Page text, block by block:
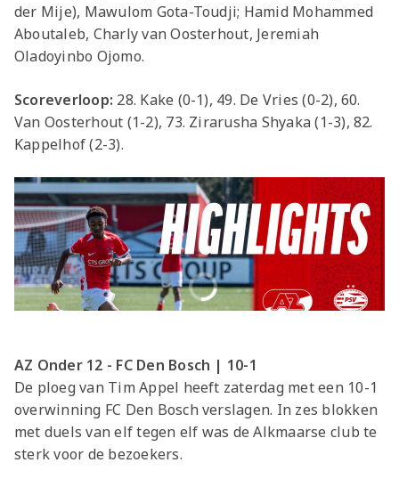
der Mije), Mawulom Gota-Toudji; Hamid Mohammed
Aboutaleb, Charly van Oosterhout, Jeremiah
Oladoyinbo Ojomo.
Scoreverloop: 28. Kake (0-1), 49. De Vries (0-2), 60.
Van Oosterhout (1-2), 73. Zirarusha Shyaka (1-3), 82.
Kappelhof (2-3).
AZ Onder 12 - FC Den Bosch | 10-1
De ploeg van Tim Appel heeft zaterdag met een 10-1
overwinning FC Den Bosch verslagen. In zes blokken
met duels van elf tegen elf was de Alkmaarse club te
sterk voor de bezoekers.